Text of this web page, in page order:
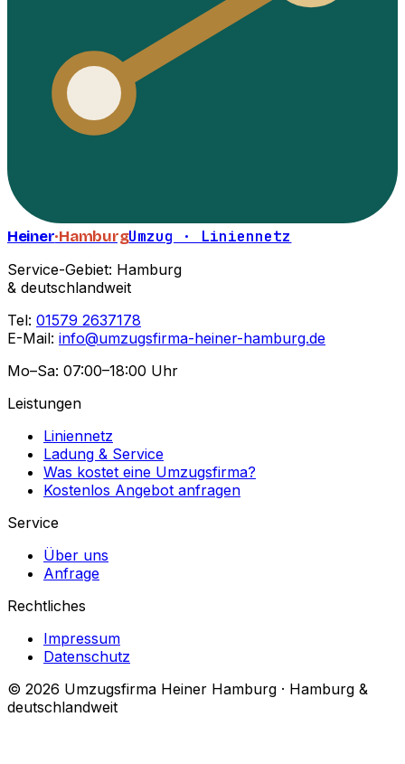
Heiner·HamburgUmzug · Liniennetz
Service-Gebiet: Hamburg
& deutschlandweit
Tel: 01579 2637178
E-Mail: info@umzugsfirma-heiner-hamburg.de
Mo–Sa: 07:00–18:00 Uhr
Leistungen
Liniennetz
Ladung & Service
Was kostet eine Umzugsfirma?
Kostenlos Angebot anfragen
Service
Über uns
Anfrage
Rechtliches
Impressum
Datenschutz
© 2026 Umzugsfirma Heiner Hamburg · Hamburg &
deutschlandweit